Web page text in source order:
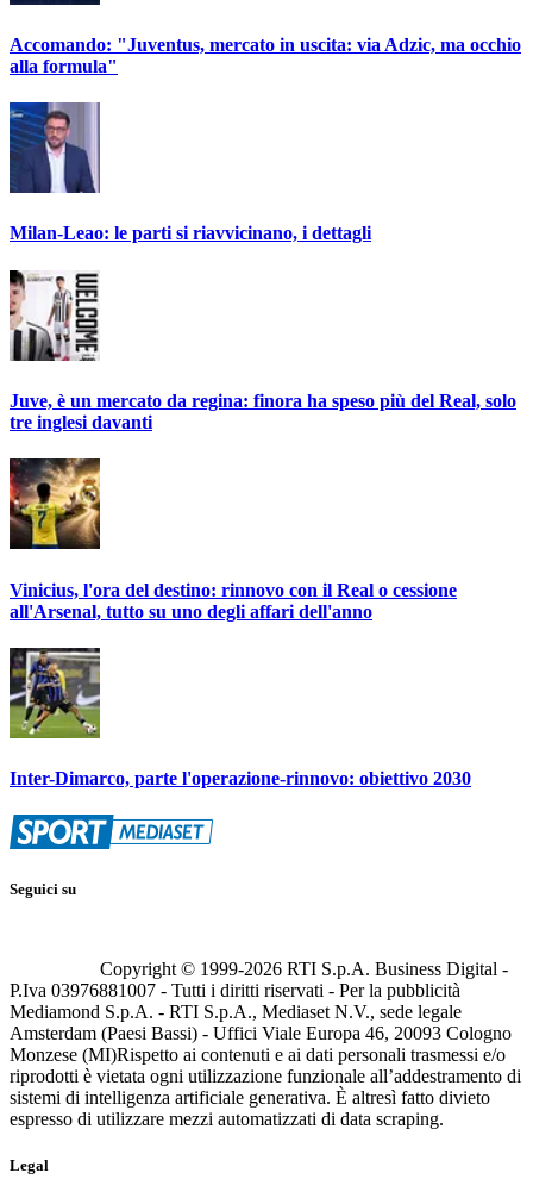
Accomando: "Juventus, mercato in uscita: via Adzic, ma occhio
alla formula"
Milan-Leao: le parti si riavvicinano, i dettagli
Juve, è un mercato da regina: finora ha speso più del Real, solo
tre inglesi davanti
Vinicius, l'ora del destino: rinnovo con il Real o cessione
all'Arsenal, tutto su uno degli affari dell'anno
Inter-Dimarco, parte l'operazione-rinnovo: obiettivo 2030
Seguici su
Copyright © 1999-2026 RTI S.p.A. Business Digital -
P.Iva 03976881007 - Tutti i diritti riservati - Per la pubblicità
Mediamond S.p.A. - RTI S.p.A., Mediaset N.V., sede legale
Amsterdam (Paesi Bassi) - Uffici Viale Europa 46, 20093 Cologno
Monzese (MI)Rispetto ai contenuti e ai dati personali trasmessi e/o
riprodotti è vietata ogni utilizzazione funzionale all’addestramento di
sistemi di intelligenza artificiale generativa. È altresì fatto divieto
espresso di utilizzare mezzi automatizzati di data scraping.
Legal